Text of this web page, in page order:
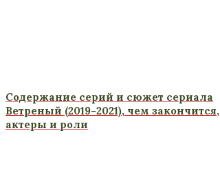
Содержание серий и сюжет сериала
Ветреный (2019-2021), чем закончится,
актеры и роли